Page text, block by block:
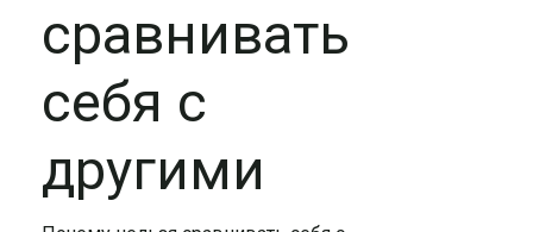
сравнивать
себя с
другими